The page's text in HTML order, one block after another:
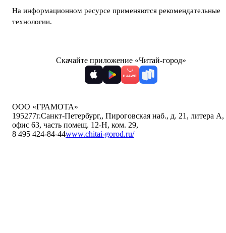
На информационном ресурсе применяются рекомендательные
технологии.
Скачайте приложение «Читай-город»
ООО «ГРАМОТА»
195277г.Санкт-Петербург,, Пироговская наб., д. 21, литера А,
офис 63, часть помещ. 12-Н, ком. 29,
8 495 424-84-44www.chitai-gorod.ru/